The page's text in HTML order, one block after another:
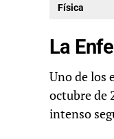
Física
La
Uno de los
octubre de
intenso